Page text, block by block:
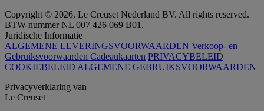
Copyright © 2026, Le Creuset Nederland BV. All rights reserved.
BTW-nummer NL 007 426 069 B01.
Juridische Informatie
ALGEMENE LEVERINGSVOORWAARDEN Verkoop- en
Gebruiksvoorwaarden Cadeaukaarten PRIVACYBELEID
COOKIEBELEID ALGEMENE GEBRUIKSVOORWAARDEN
Privacyverklaring van
Le Creuset